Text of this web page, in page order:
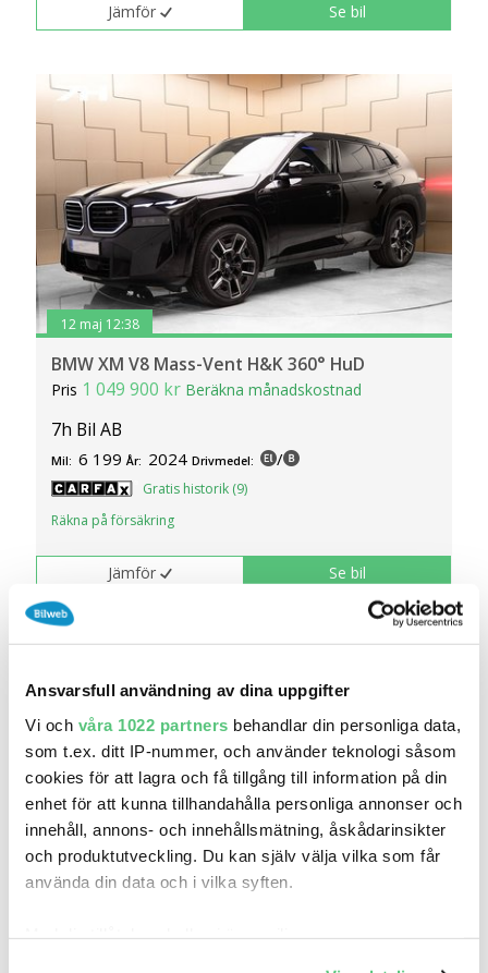
Ansvarsfull användning av dina uppgifter
Vi och våra 1022 partners behandlar din personliga data,
som t.ex. ditt IP-nummer, och använder teknologi såsom
cookies för att lagra och få tillgång till information på din
enhet för att kunna tillhandahålla personliga annonser och
innehåll, annons- och innehållsmätning, åskådarinsikter
och produktutveckling. Du kan själv välja vilka som får
använda din data och i vilka syften.
Jämför Se bil
12 maj 12:38
BMW XM V8 Mass-Vent H&K 360° HuD
Pris 1 049 900 kr Beräkna månadskostnad
7h Bil AB
Mil: 6 199 År: 2024 Drivmedel: /
Gratis historik (9)
Räkna på försäkring
Jämför Se bil
15 apr 12:22